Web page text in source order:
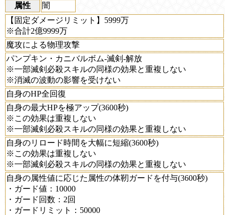
属性
闇
【固定ダメージリミット】5999万
※合計2億9999万
魔攻による物理攻撃
パンプキン・カニバルボム-滅剣-解放
※一部滅剣必殺スキルの同様の効果と重複しない
※消滅の波動の影響を受けない
自身のHP全回復
自身の最大HPを極アップ(3600秒)
※この効果は重複しない
※一部滅剣必殺スキルの同様の効果と重複しない
自身のリロード時間を大幅に短縮(3600秒)
※この効果は重複しない
※一部滅剣必殺スキルの同様の効果と重複しない
自身の属性値に応じた属性の体靭ガードを付与(3600秒)
・ガード値：10000
・ガード回数：2回
・ガードリミット：50000